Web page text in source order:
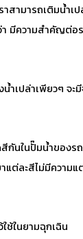
สามารถเติมน้ำเ
มีความสำคัญต่อ
เปล่าเพียวๆ จะ
นในปั๊มน้ำของร
แต่ละสีไม่มีความ
ช้ในยามฉุกเฉิน